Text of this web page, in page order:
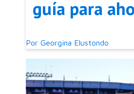
guía para
tu próximo
Por Georgina Elustondo